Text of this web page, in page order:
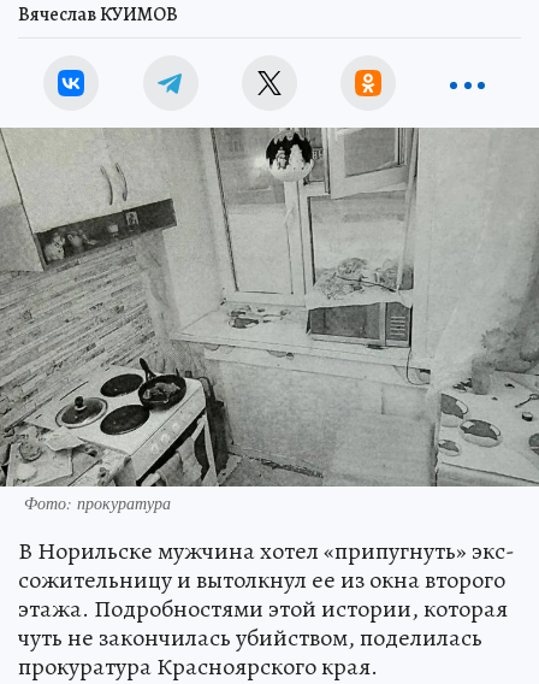
Вячеслав КУИМОВ
Фото: прокуратура
В Норильске мужчина хотел «припугнуть» экс-
сожительницу и вытолкнул ее из окна второго
этажа. Подробностями этой истории, которая
чуть не закончилась убийством, поделилась
прокуратура Красноярского края.